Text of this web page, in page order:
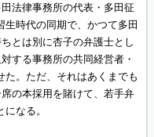
法律事務所の代表・多田征
時代の同期で、かつて多田
とは別に杏子の弁護士とし
する事務所の共同経営者・
。ただ、それはあくまでも
の本採用を賭けて、若手弁
なる。